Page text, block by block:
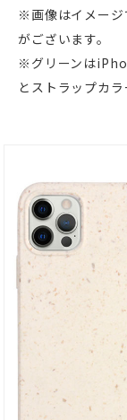
※画像はイメージ
がございます。
※グリーンは
とストラップカラ